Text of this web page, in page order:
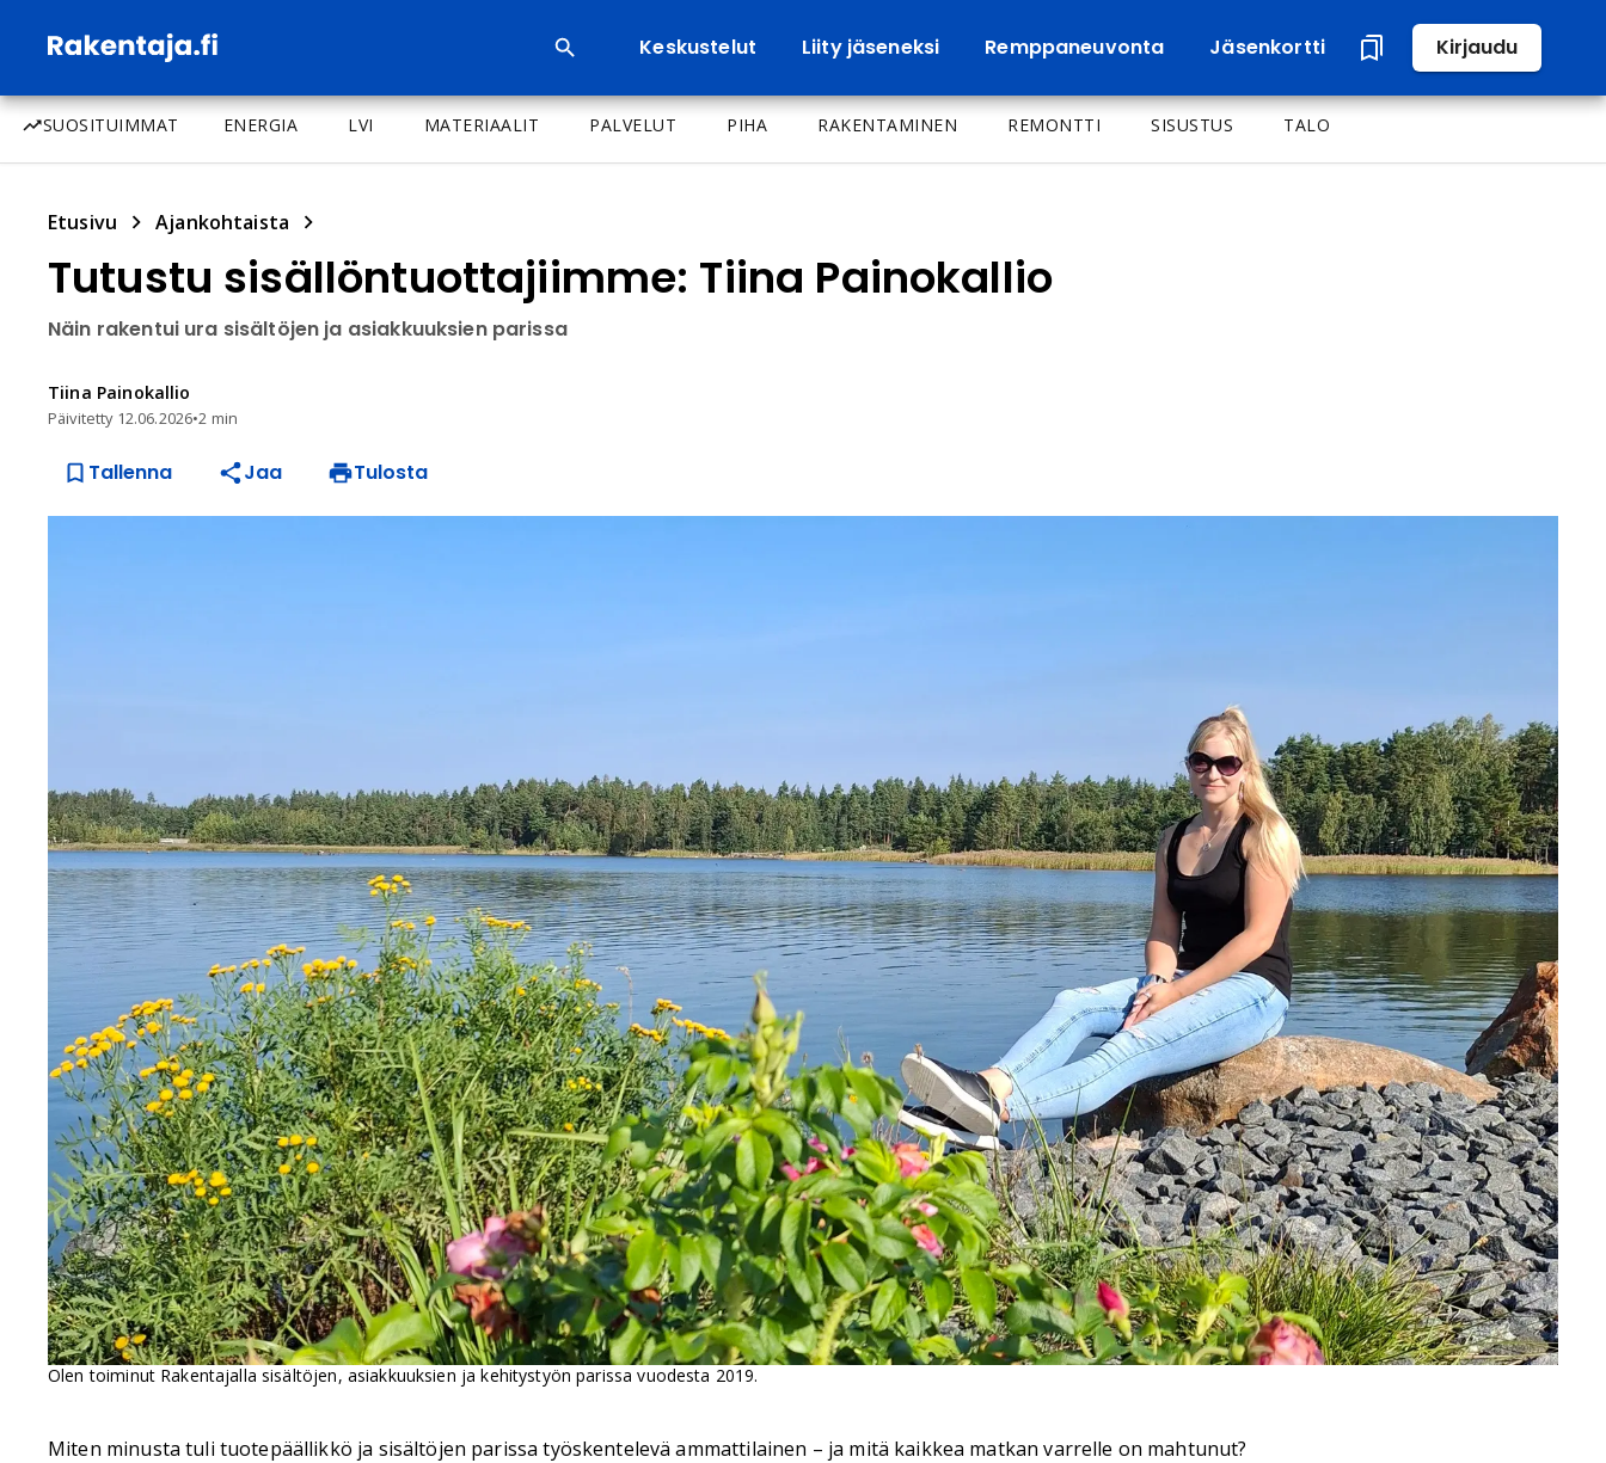
Keskustelut Liity jäseneksi Remppaneuvonta Jäsenkortti Kirjaudu
SUOSITUIMMAT ENERGIA LVI MATERIAALIT PALVELUT PIHA RAKENTAMINEN REMONTTI SISUSTUS TALO
Etusivu Ajankohtaista
Tutustu sisällöntuottajiimme: Tiina Painokallio
Näin rakentui ura sisältöjen ja asiakkuuksien parissa
Tiina Painokallio
Päivitetty 12.06.2026•2 min
Tallenna Jaa Tulosta
Olen toiminut Rakentajalla sisältöjen, asiakkuuksien ja kehitystyön parissa vuodesta 2019.
Miten minusta tuli tuotepäällikkö ja sisältöjen parissa työskentelevä ammattilainen – ja mitä kaikkea matkan varrelle on mahtunut?